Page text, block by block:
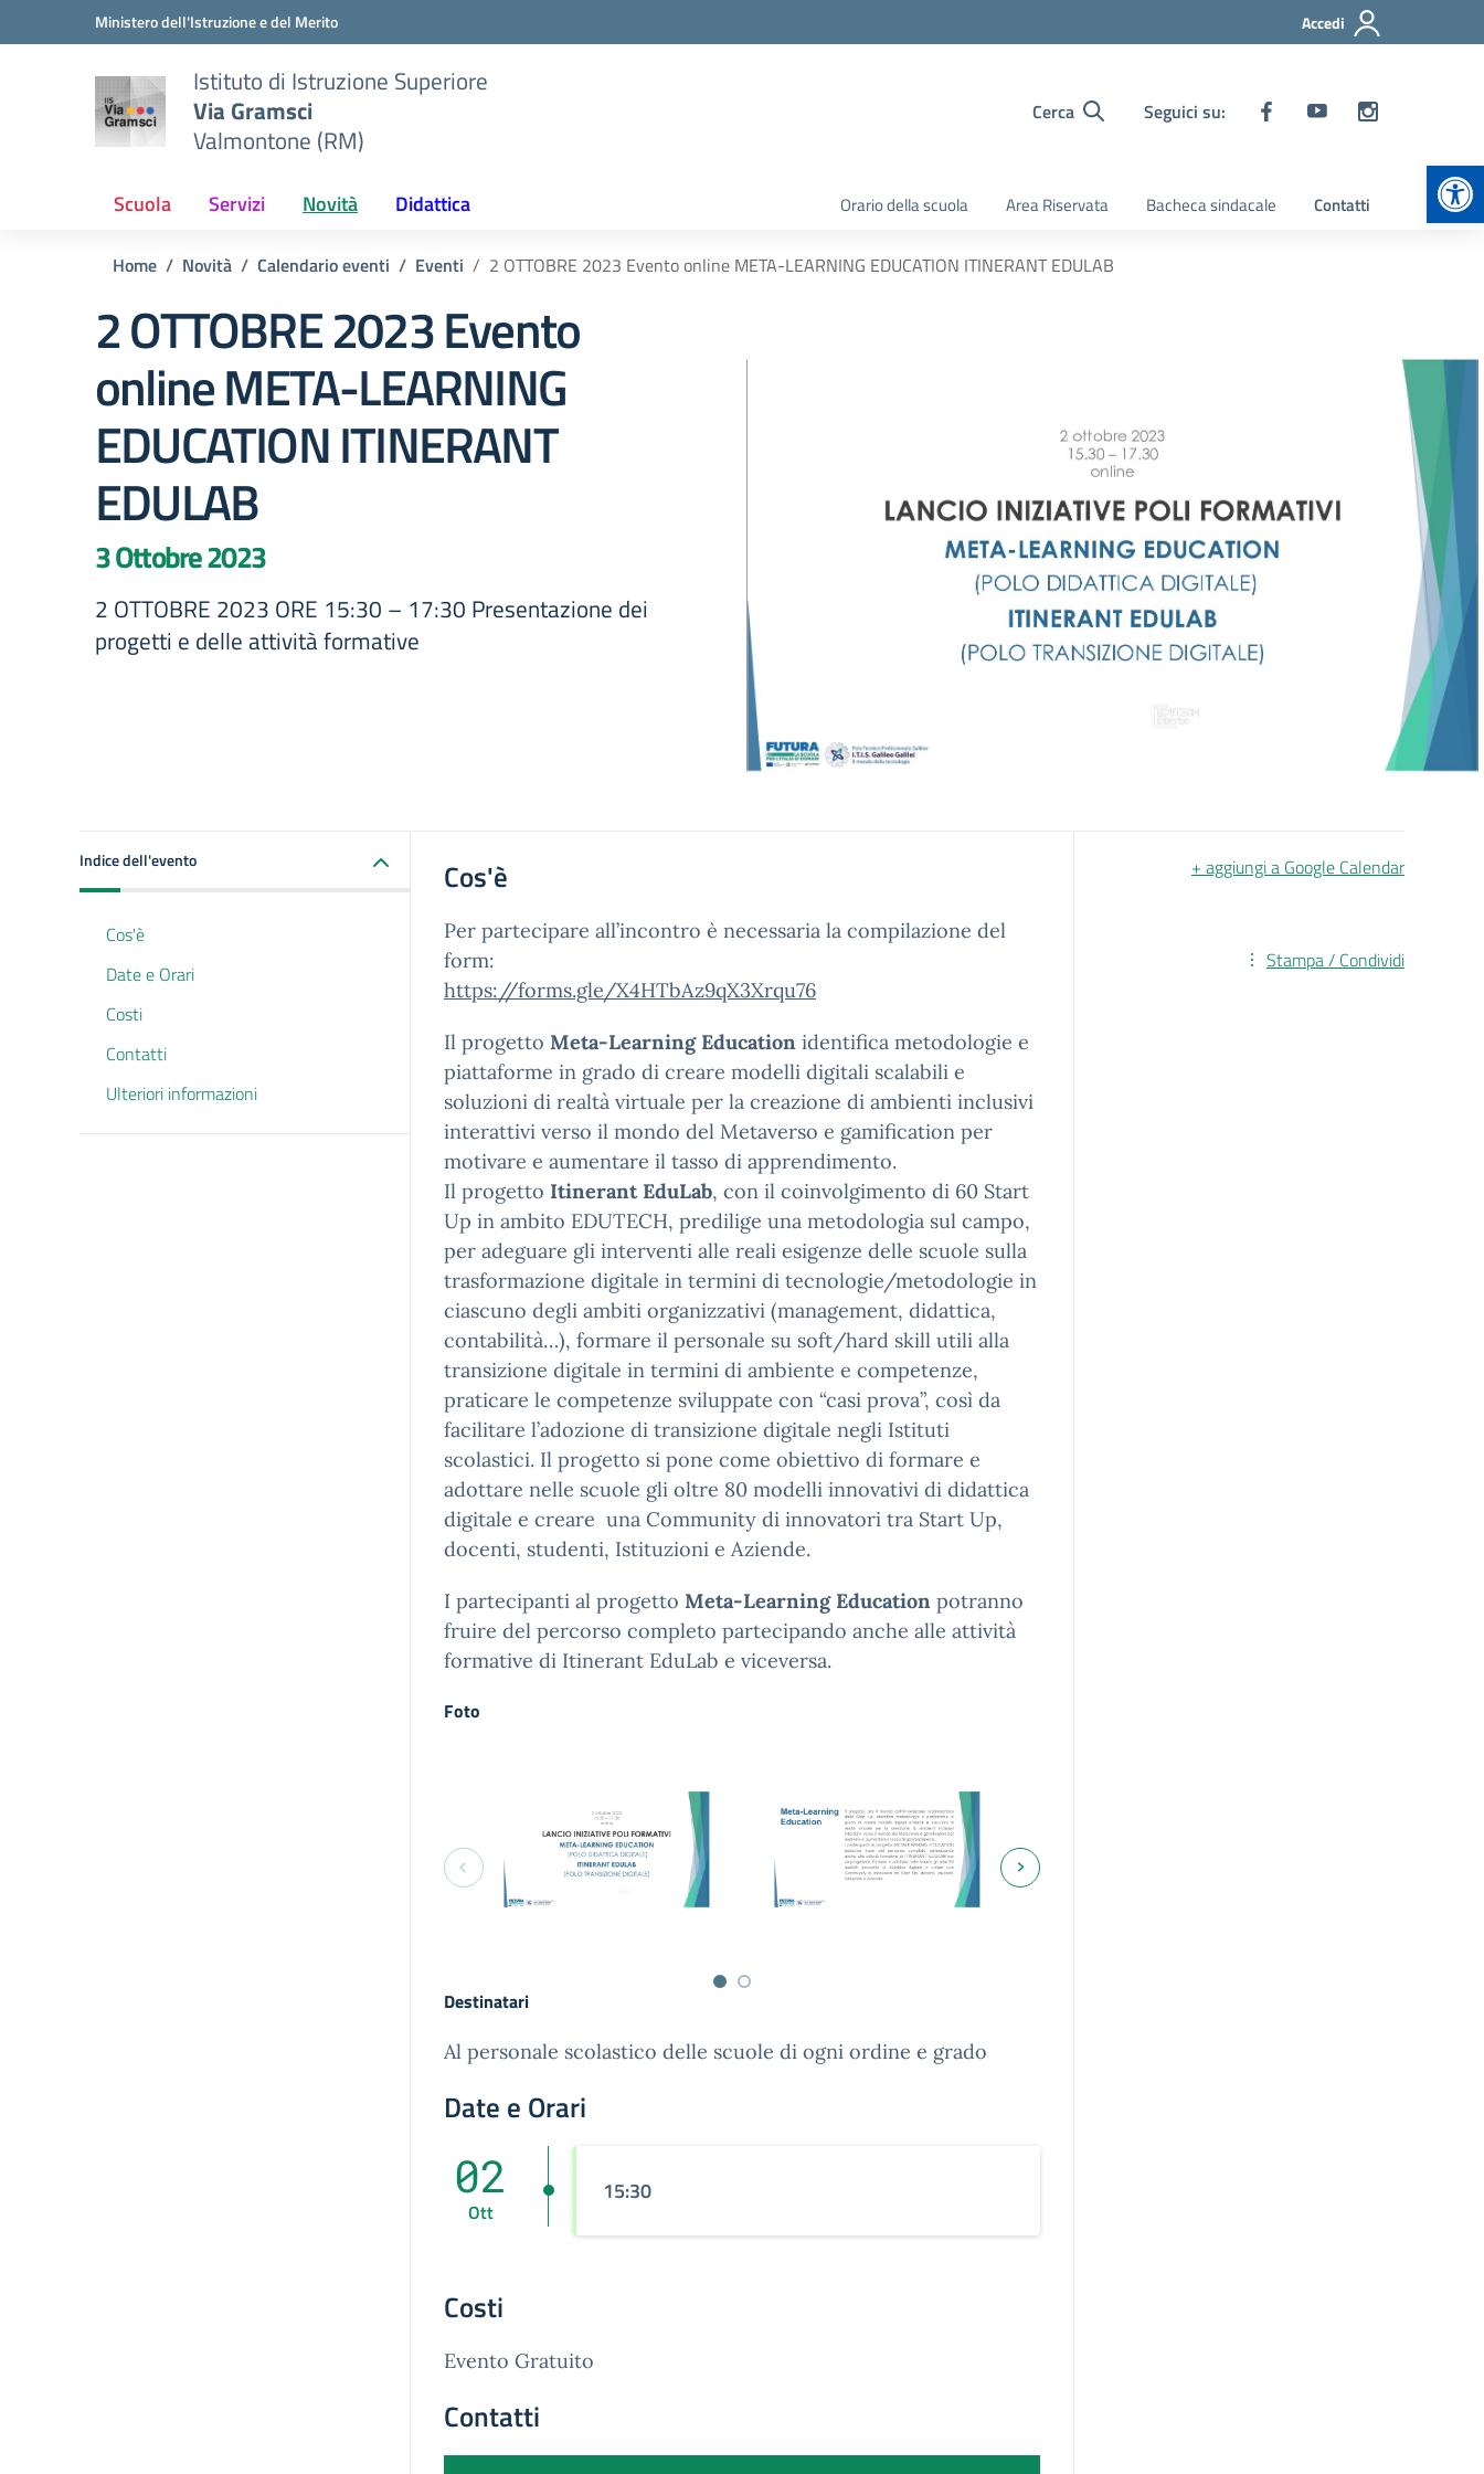
Vai ai contenuti
Vai al menu di navigazioneMinistero dell'Istruzione e del Merito Accedi
Istituto di Istruzione Superiore
Via Gramsci
Valmontone (RM)
Cerca Seguici su:
Scuola Servizi Novità Didattica Orario della scuola Area Riservata Bacheca sindacale Contatti
Home Novità Calendario eventi Eventi 2 OTTOBRE 2023 Evento online META-LEARNING EDUCATION ITINERANT EDULAB
2 OTTOBRE 2023 Evento
online META-LEARNING
EDUCATION ITINERANT
EDULAB
3 Ottobre 2023
2 OTTOBRE 2023 ORE 15:30 – 17:30 Presentazione dei
progetti e delle attività formative
Indice dell'evento
Cos'è
Date e Orari
Costi
Contatti
Ulteriori informazioni
Cos'è
Per partecipare all’incontro è necessaria la compilazione del
form:
https://forms.gle/X4HTbAz9qX3Xrqu76
Il progetto Meta-Learning Education identifica metodologie e
piattaforme in grado di creare modelli digitali scalabili e
soluzioni di realtà virtuale per la creazione di ambienti inclusivi
interattivi verso il mondo del Metaverso e gamification per
motivare e aumentare il tasso di apprendimento.
Il progetto Itinerant EduLab, con il coinvolgimento di 60 Start
Up in ambito EDUTECH, predilige una metodologia sul campo,
per adeguare gli interventi alle reali esigenze delle scuole sulla
trasformazione digitale in termini di tecnologie/metodologie in
ciascuno degli ambiti organizzativi (management, didattica,
contabilità…), formare il personale su soft/hard skill utili alla
transizione digitale in termini di ambiente e competenze,
praticare le competenze sviluppate con “casi prova”, così da
facilitare l’adozione di transizione digitale negli Istituti
scolastici. Il progetto si pone come obiettivo di formare e
adottare nelle scuole gli oltre 80 modelli innovativi di didattica
digitale e creare una Community di innovatori tra Start Up,
docenti, studenti, Istituzioni e Aziende.
I partecipanti al progetto Meta-Learning Education potranno
fruire del percorso completo partecipando anche alle attività
formative di Itinerant EduLab e viceversa.
Foto
Destinatari
Al personale scolastico delle scuole di ogni ordine e grado
Date e Orari
02
Ott
15:30
Costi
Evento Gratuito
Contatti
+ aggiungi a Google Calendar
Stampa / Condividi